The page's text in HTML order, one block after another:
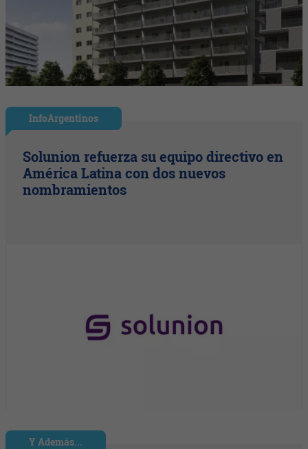
InfoArgentinos
Solunion refuerza su equipo directivo en
América Latina con dos nuevos
nombramientos
Y Además...